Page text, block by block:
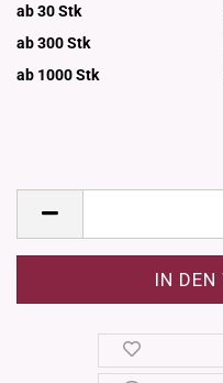
ab 30 Stk
ab 300 Stk
ab 1000Stk